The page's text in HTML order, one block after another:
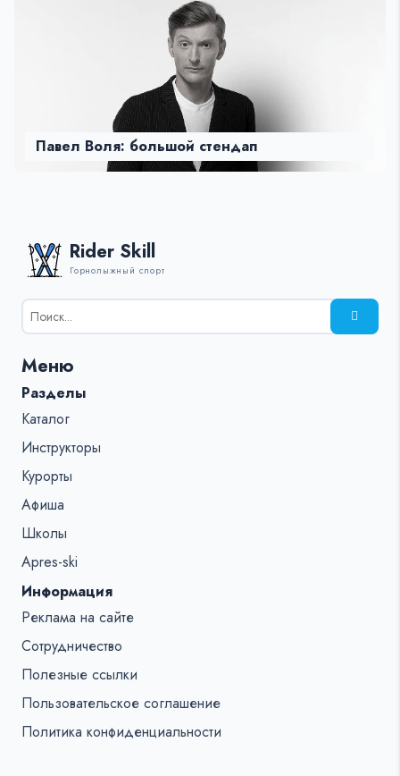
Павел Воля: большой стендап
Rider Skill
Горнолыжный спорт
Результаты
поиска
%s:
Меню
Разделы
Каталог
Инструкторы
Курорты
Афиша
Школы
Apres-ski
Информация
Реклама на сайте
Сотрудничество
Полезные ссылки
Пользовательское соглашение
Политика конфиденциальности